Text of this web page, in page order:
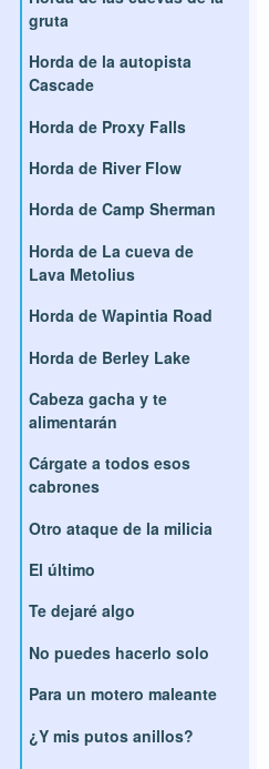
gruta
Horda de la autopista
Cascade
Horda de Proxy Falls
Horda de River Flow
Horda de Camp Sherman
Horda de La cueva de
Lava Metolius
Horda de Wapintia Road
Horda de Berley Lake
Cabeza gacha y te
alimentarán
Cárgate a todos esos
cabrones
Otro ataque de la milicia
El último
Te dejaré algo
No puedes hacerlo solo
Para un motero maleante
¿Y mis putos anillos?